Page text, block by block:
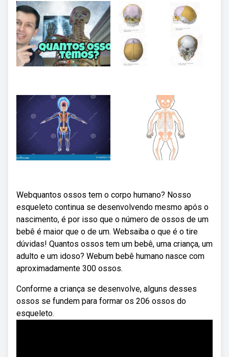
Webquantos ossos tem o corpo humano? Nosso
esqueleto continua se desenvolvendo mesmo após o
nascimento, é por isso que o número de ossos de um
bebê é maior que o de um. Websaiba o que é o tire
dúvidas! Quantos ossos tem um bebê, uma criança, um
adulto e um idoso? Webum bebê humano nasce com
aproximadamente 300 ossos.
Conforme a criança se desenvolve, alguns desses
ossos se fundem para formar os 206 ossos do
esqueleto.